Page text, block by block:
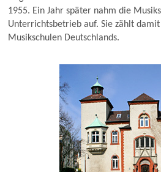
1955. Ein Jahr später nahm die
Unterrichtsbetrieb auf. Sie zählt
Musikschulen Deutschlands.